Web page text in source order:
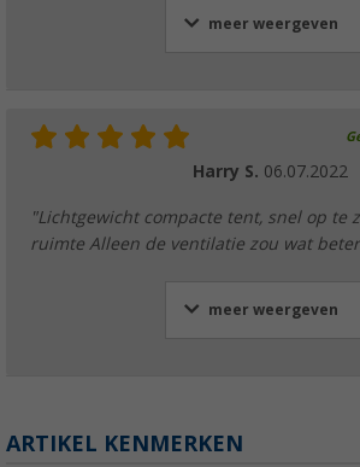
meer weergeven
Harry S. 06.07.2022
"Lichtgewicht compacte tent, snel op te
ruimte Alleen de ventilatie zou wat
meer weergeven
ARTIKEL KENMERKEN